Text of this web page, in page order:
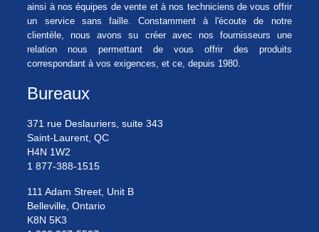
ainsi à nos équipes de vente et à nos techniciens de vous offrir
un service sans faille. Constamment à l'écoute de notre
clientèle, nous avons su créer avec nos fournisseurs une
relation nous permettant de vous offrir des produits
correspondant à vos exigences, et ce, depuis 1980.
Bureaux
371 rue Deslauriers, suite 343
Saint-Laurent, QC
H4N 1W2
1 877-388-1515
111 Adam Street, Unit B
Belleville, Ontario
K8N 5K3